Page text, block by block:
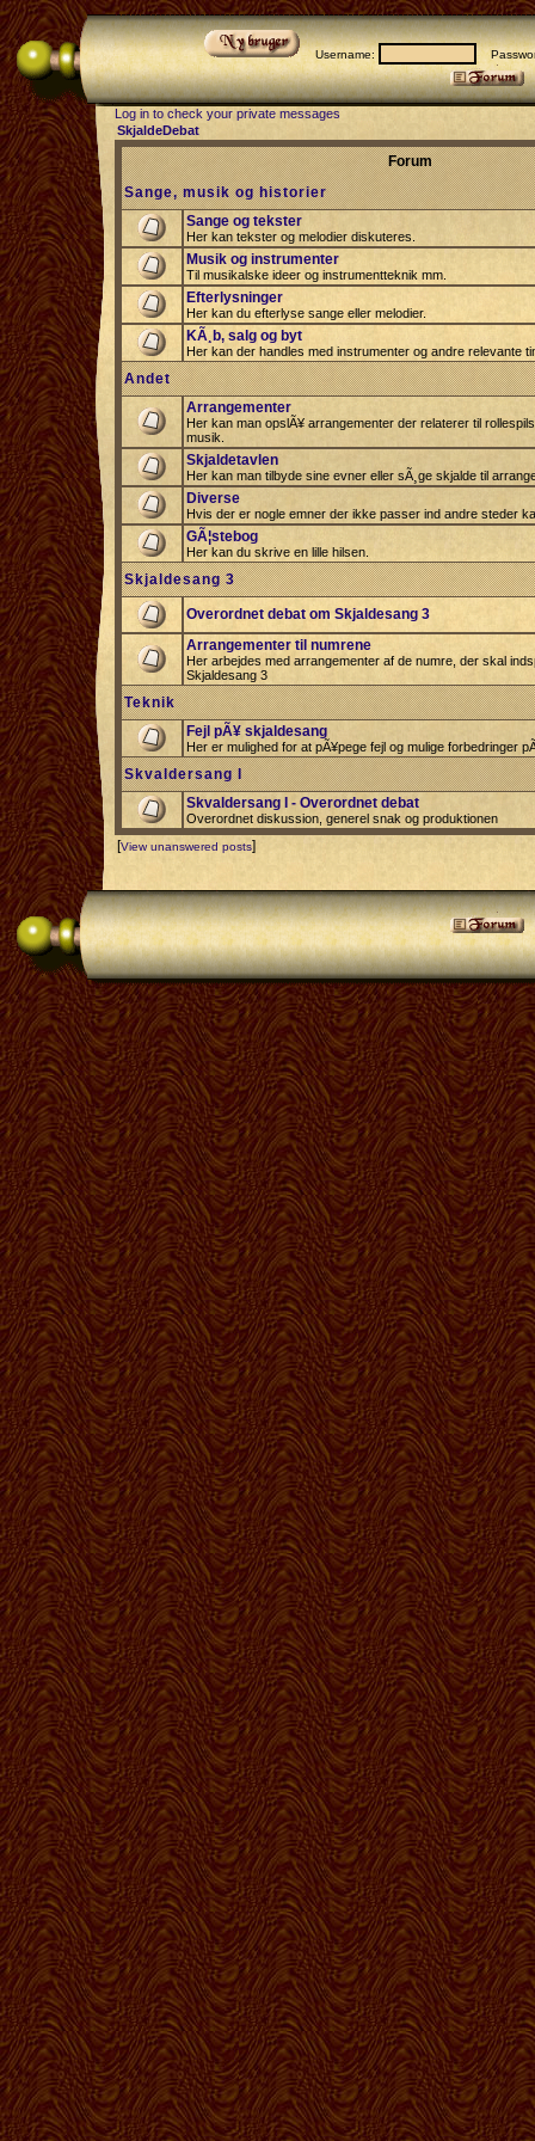
Username:
Log in to check your private messages
SkjaldeDebat
Forum
Sange, musik og historier
Sange og tekster
Her kan tekster og melodier diskuteres.
Musik og instrumenter
Til musikalske ideer og instrumentteknik mm.
Efterlysninger
Her kan du efterlyse sange eller melodier.
KÃ¸b, salg og byt
Her kan der handles med instrumenter og andre relevante
Andet
Arrangementer
Her kan man opslÃ¥ arrangementer der relaterer til
musik.
Skjaldetavlen
Her kan man tilbyde sine evner eller sÃ¸ge skjalde til
Diverse
Hvis der er nogle emner der ikke passer ind andre steder
GÃ¦stebog
Her kan du skrive en lille hilsen.
Skjaldesang 3
Overordnet debat om Skjaldesang 3
Arrangementer til numrene
Her arbejdes med arrangementer af de numre, der skal
Skjaldesang 3
Teknik
Fejl pÃ¥ skjaldesang
Her er mulighed for at pÃ¥pege fejl og mulige forbedringer
Skvaldersang I
Skvaldersang I - Overordnet debat
Overordnet diskussion, generel snak og produktionen
[View unanswered posts]